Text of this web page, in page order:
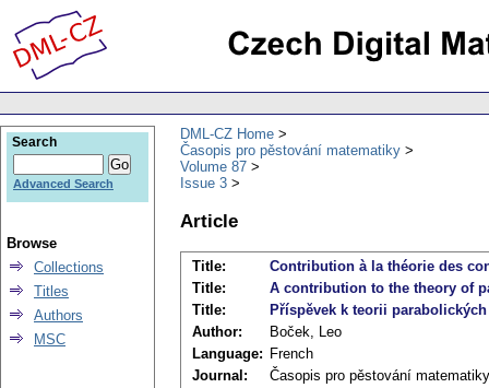
DML-CZ Home
Časopis pro pěstování matematiky
Volume 87
Issue 3
Article
Title:
Contribution à la théorie des
Title:
A contribution to the theory of
Title:
Příspěvek k teorii
Author:
Boček, Leo
Language: French
Journal:
Časopis pro pěstování matematiky
Search
Advanced Search
Browse
Collections
Titles
Authors
MSC